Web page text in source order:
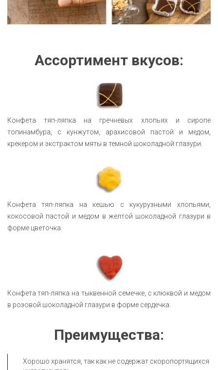
Ассортимент вкусов:
Конфета тяп-ляпка на гречневых хлопьях и сиропе
топинамбура, с кунжутом, арахисовой пастой и медом,
крекером и экстрактом мяты в темной шоколадной глазури.
Конфета тяп-ляпка на кешью с кукурузными хлопьями,
кокосовой пастой и медом в желтой шоколадной глазури в
форме цветочка.
Конфета тяп-ляпка на тыквенной семечке, с клюквой и медом
в розовой шоколадной глазури в форме сердечка.
Преимущества:
Хорошо хранятся, так как не содержат скоропортящихся